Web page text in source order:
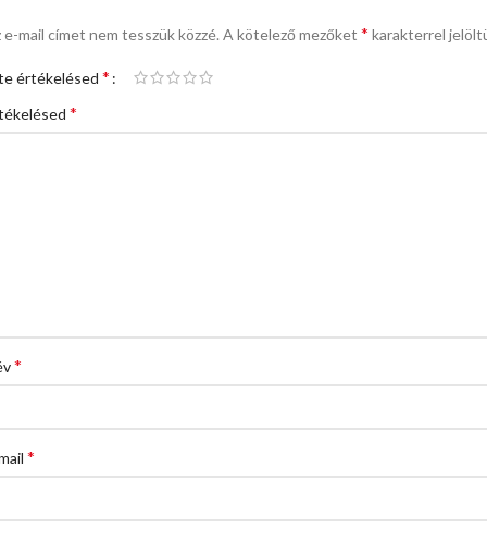
e-mail címet nem tesszük közzé. A kötelező mezőket * karakterrel
értékelésed *
*
*
*